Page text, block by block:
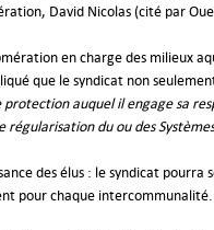
David Nicolas (cité par
en charge des milieux
que le syndicat non
auquel il engage sa
régularisation du ou des
des élus : le syndicat pourra
pour chaque intercommunalité.